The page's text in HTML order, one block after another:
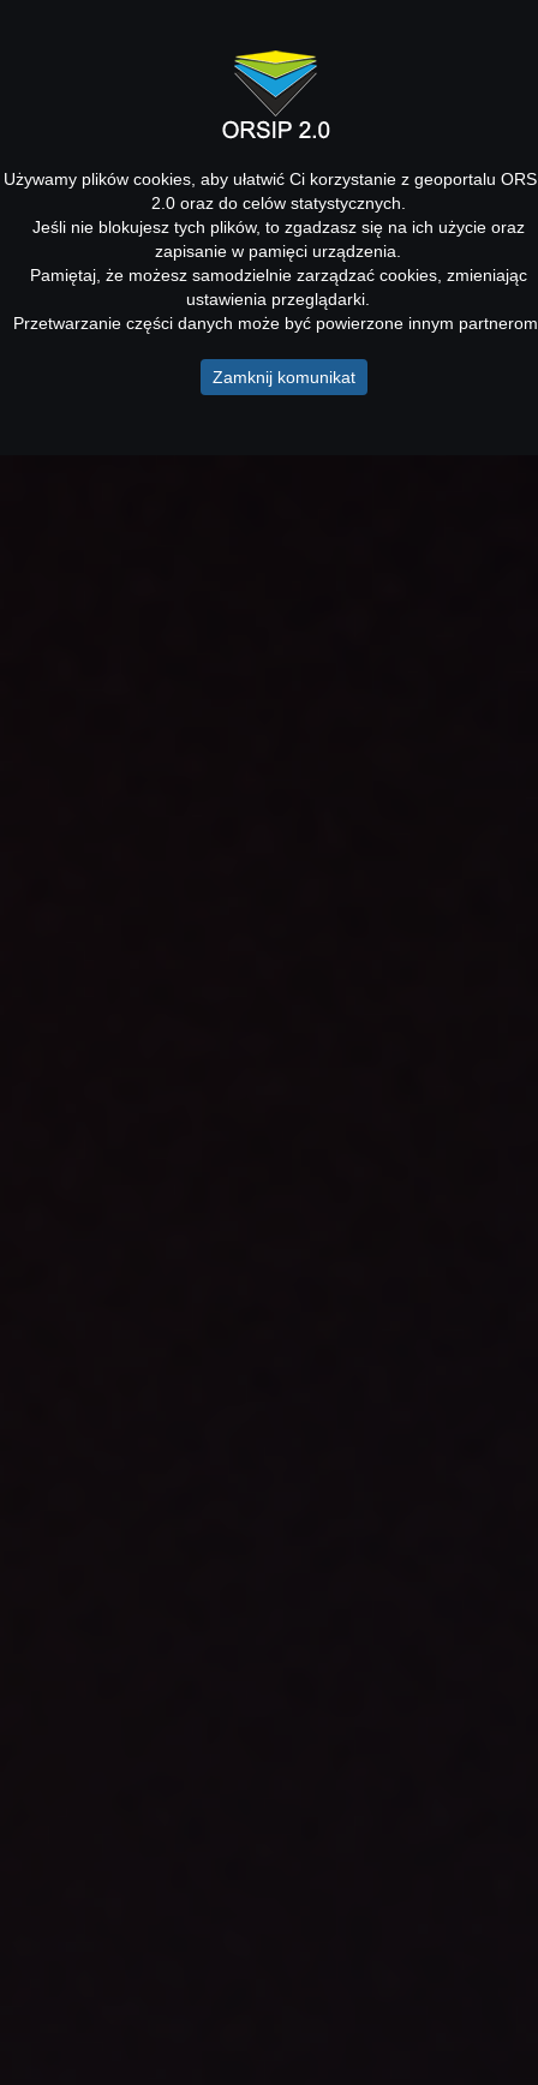
Używamy plików cookies, aby ułatwić Ci korzystanie z geoportalu
2.0 oraz do celów statystycznych.
Jeśli nie blokujesz tych plików, to zgadzasz się na ich użycie oraz
zapisanie w pamięci urządzenia.
Pamiętaj, że możesz samodzielnie zarządzać cookies, zmieniając
ustawienia przeglądarki.
Przetwarzanie części danych może być powierzone innym
Zamknij komunikat